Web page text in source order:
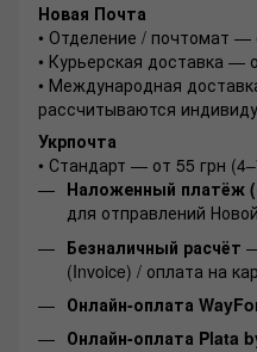
Новая Почта
• Отделение / почтомат —
• Курьерская доставка —
• Международная
рассчитываются
Укрпочта
• Стандарт — от 55 грн
Наложенный платёж
для отправлений
Безналичный расчёт
(Invoice) / оплата на
Онлайн-оплата
Онлайн-оплата Plata